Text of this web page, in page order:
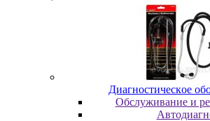
Диaгнocтичecкoe
Oбcлуживaниe и